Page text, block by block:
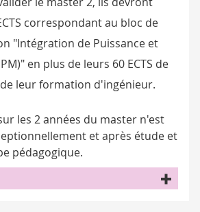
correspondant au bloc de
"Intégration de Puissance et
en plus de leurs 60 ECTS de
de leur formation d'ingénieur.
les 2 années du master n'est
et après étude et
pédagogique.